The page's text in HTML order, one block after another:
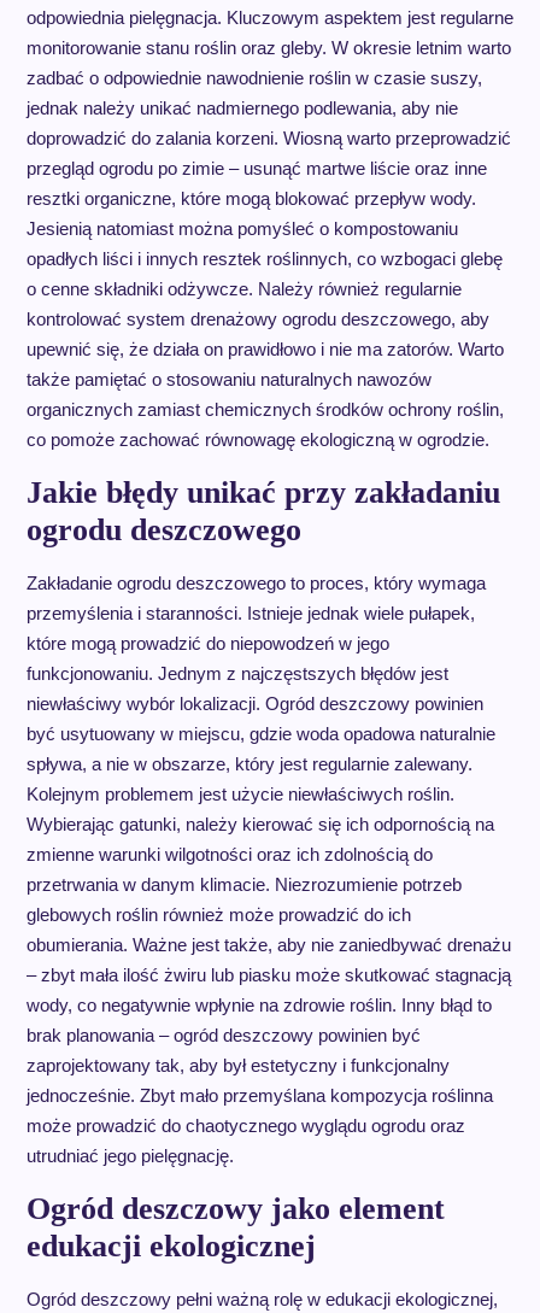
odpowiednia pielęgnacja. Kluczowym aspektem jest regularne
monitorowanie stanu roślin oraz gleby. W okresie letnim warto
zadbać o odpowiednie nawodnienie roślin w czasie suszy,
jednak należy unikać nadmiernego podlewania, aby nie
doprowadzić do zalania korzeni. Wiosną warto przeprowadzić
przegląd ogrodu po zimie – usunąć martwe liście oraz inne
resztki organiczne, które mogą blokować przepływ wody.
Jesienią natomiast można pomyśleć o kompostowaniu
opadłych liści i innych resztek roślinnych, co wzbogaci glebę
o cenne składniki odżywcze. Należy również regularnie
kontrolować system drenażowy ogrodu deszczowego, aby
upewnić się, że działa on prawidłowo i nie ma zatorów. Warto
także pamiętać o stosowaniu naturalnych nawozów
organicznych zamiast chemicznych środków ochrony roślin,
co pomoże zachować równowagę ekologiczną w ogrodzie.
Jakie błędy unikać przy zakładaniu
ogrodu deszczowego
Zakładanie ogrodu deszczowego to proces, który wymaga
przemyślenia i staranności. Istnieje jednak wiele pułapek,
które mogą prowadzić do niepowodzeń w jego
funkcjonowaniu. Jednym z najczęstszych błędów jest
niewłaściwy wybór lokalizacji. Ogród deszczowy powinien
być usytuowany w miejscu, gdzie woda opadowa naturalnie
spływa, a nie w obszarze, który jest regularnie zalewany.
Kolejnym problemem jest użycie niewłaściwych roślin.
Wybierając gatunki, należy kierować się ich odpornością na
zmienne warunki wilgotności oraz ich zdolnością do
przetrwania w danym klimacie. Niezrozumienie potrzeb
glebowych roślin również może prowadzić do ich
obumierania. Ważne jest także, aby nie zaniedbywać drenażu
– zbyt mała ilość żwiru lub piasku może skutkować stagnacją
wody, co negatywnie wpłynie na zdrowie roślin. Inny błąd to
brak planowania – ogród deszczowy powinien być
zaprojektowany tak, aby był estetyczny i funkcjonalny
jednocześnie. Zbyt mało przemyślana kompozycja roślinna
może prowadzić do chaotycznego wyglądu ogrodu oraz
utrudniać jego pielęgnację.
Ogród deszczowy jako element
edukacji ekologicznej
Ogród deszczowy pełni ważną rolę w edukacji ekologicznej,